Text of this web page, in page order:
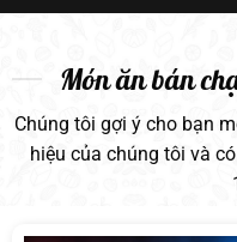
Món ăn bán
Chúng tôi gợi ý cho bạn
hiệu của chúng tôi và